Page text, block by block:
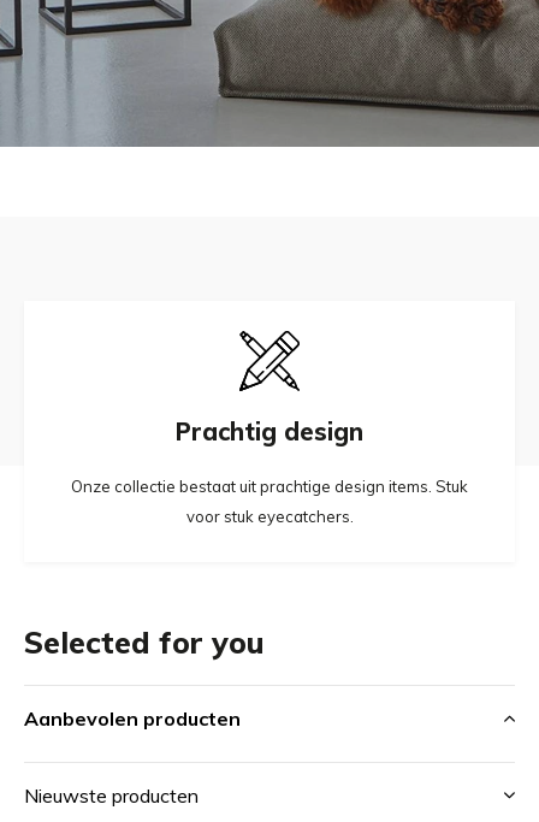
Prachtig design
Onze collectie bestaat uit prachtige design items. Stuk
voor stuk eyecatchers.
Selected for you
Aanbevolen producten
Nieuwste producten